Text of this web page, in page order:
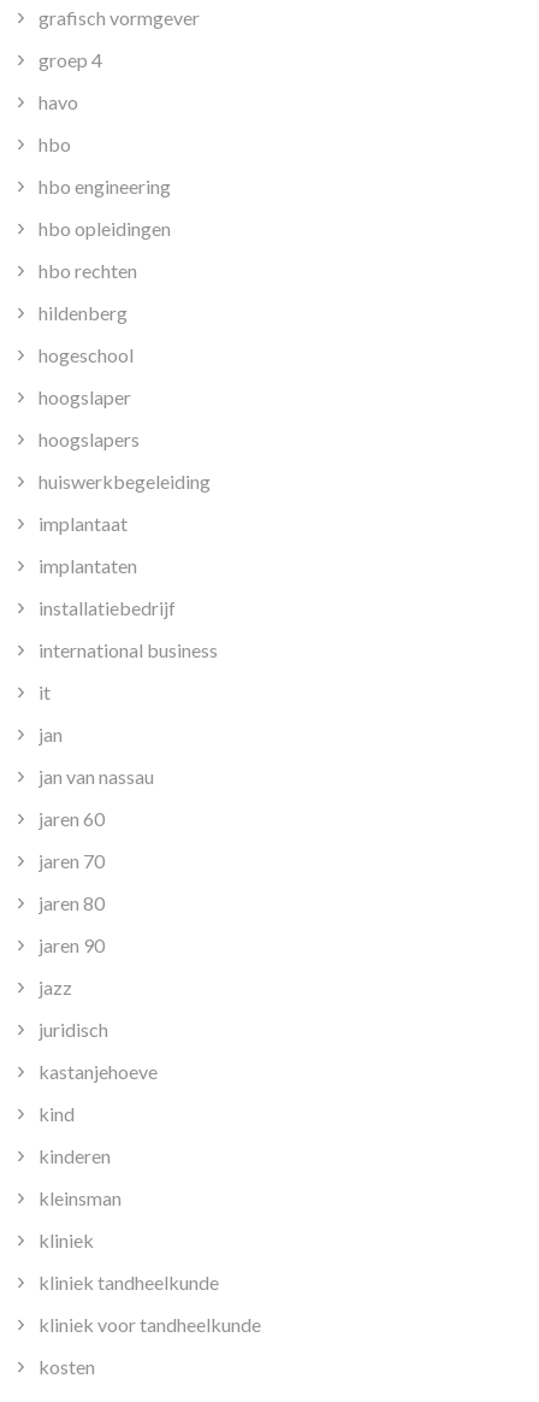
grafisch vormgever
groep 4
havo
hbo
hbo engineering
hbo opleidingen
hbo rechten
hildenberg
hogeschool
hoogslaper
hoogslapers
huiswerkbegeleiding
implantaat
implantaten
installatiebedrijf
international business
it
jan
jan van nassau
jaren 60
jaren 70
jaren 80
jaren 90
jazz
juridisch
kastanjehoeve
kind
kinderen
kleinsman
kliniek
kliniek tandheelkunde
kliniek voor tandheelkunde
kosten